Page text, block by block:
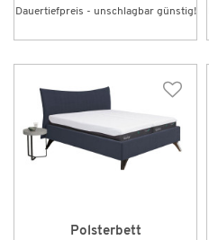
Dauertiefpreis - unschlagbar günstig!
Polsterbett